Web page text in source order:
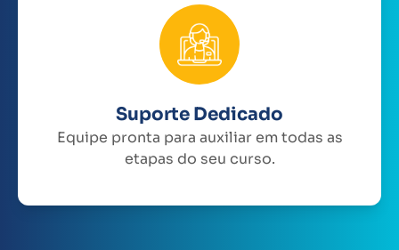
Suporte Dedicado
Equipe pronta para auxiliar em todas as
etapas do seu curso.